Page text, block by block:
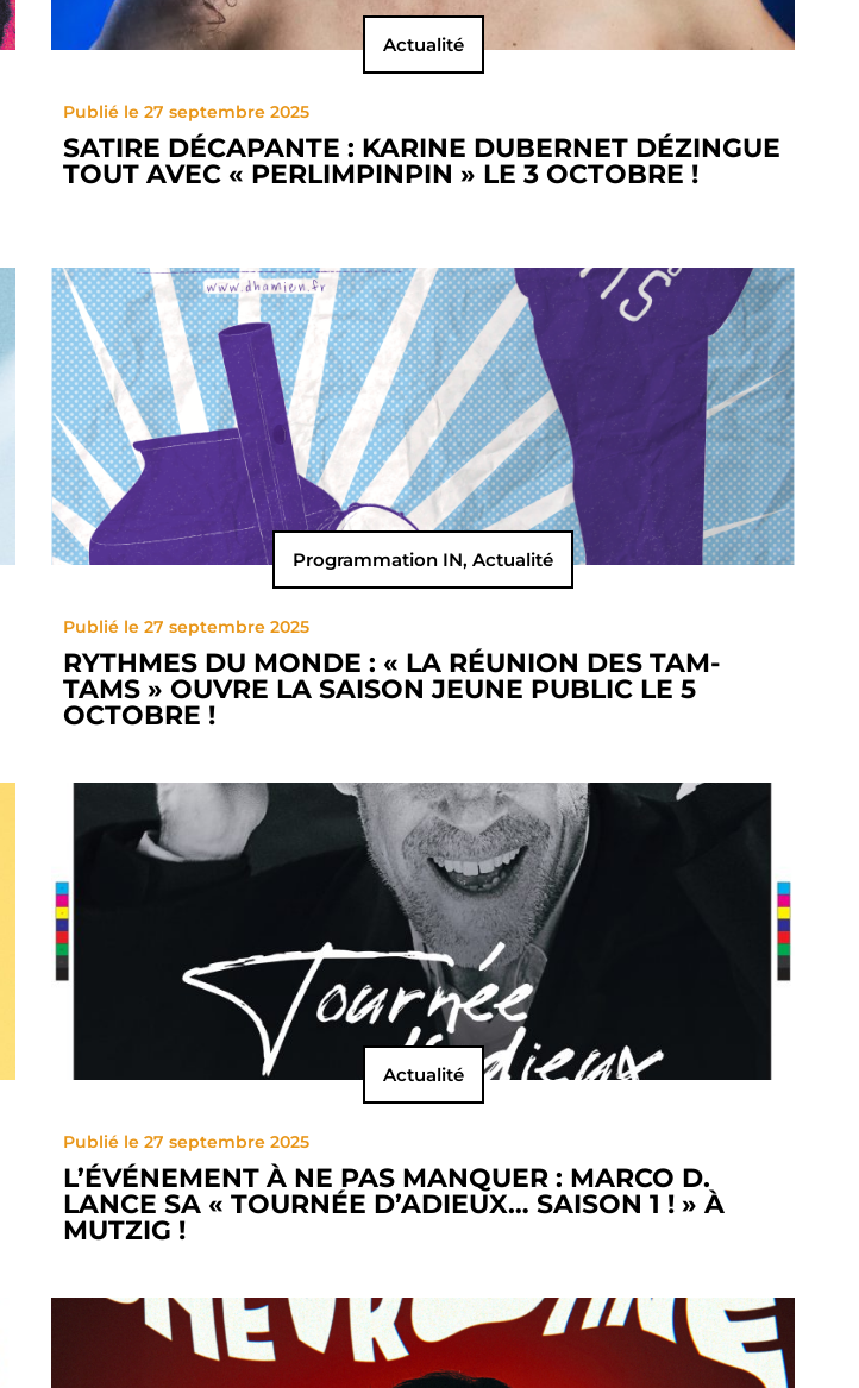
Actualité
Publié le 27 septembre 2025
SATIRE DÉCAPANTE : KARINE DUBERNET DÉZINGUE
TOUT AVEC « PERLIMPINPIN » LE 3 OCTOBRE !
Programmation IN, Actualité
Publié le 27 septembre 2025
RYTHMES DU MONDE : « LA RÉUNION DES TAM-
TAMS » OUVRE LA SAISON JEUNE PUBLIC LE 5
OCTOBRE !
Actualité
Publié le 27 septembre 2025
L’ÉVÉNEMENT À NE PAS MANQUER : MARCO D.
LANCE SA « TOURNÉE D’ADIEUX… SAISON 1 ! » À
MUTZIG !